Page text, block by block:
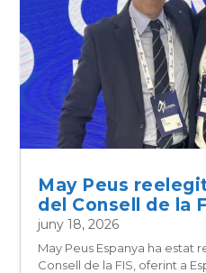
May Peus
del Consell de la
juny 18, 2026
May Peus Espanya ha
Consell de la FIS, oferint a